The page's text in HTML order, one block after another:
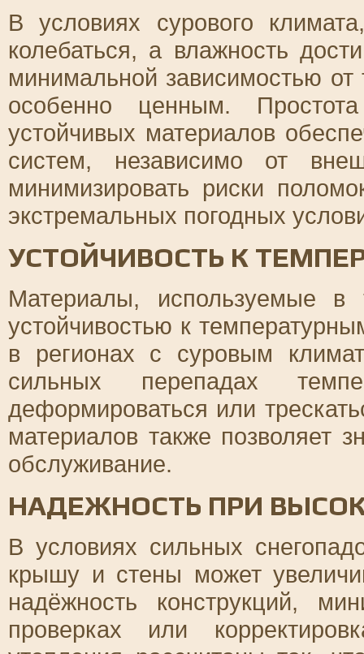
В условиях сурового
колебаться, а влажность
минимальной зависимостью от
особенно ценным.
устойчивых материалов
систем, независимо от
минимизировать риски
экстремальных погодных
УСТОЙЧИВОСТЬ К
Материалы, используемые в
устойчивостью к
в регионах с суровым
сильных перепадах
деформироваться или
материалов также позволяет
обслуживание.
НАДЕЖНОСТЬ ПРИ
В условиях сильных
крышу и стены может
надёжность конструкций,
проверках или